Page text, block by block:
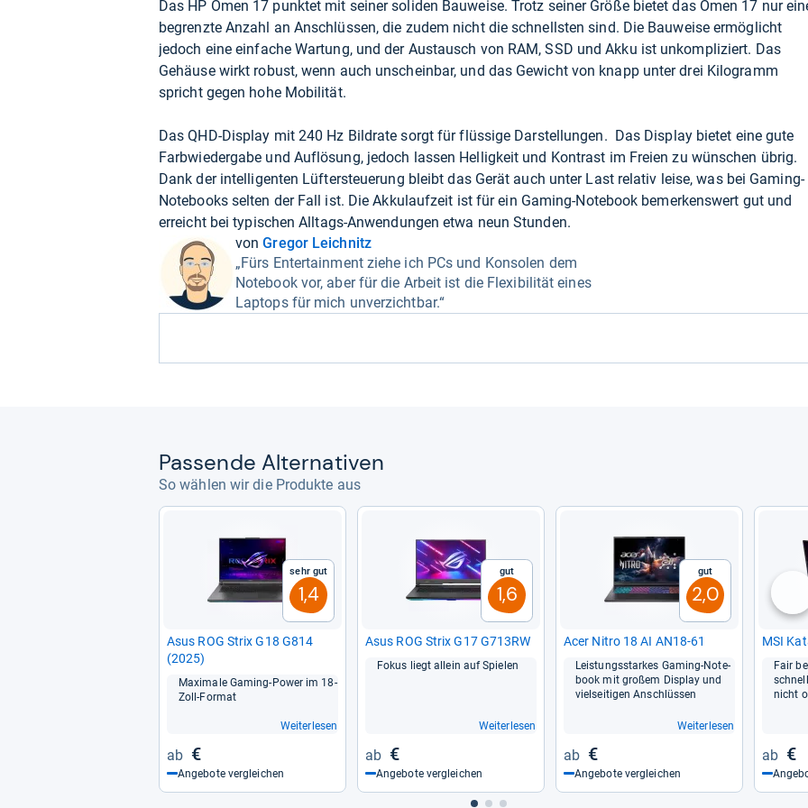
Das HP Omen 17 punktet mit seiner soliden Bauweise. Trotz seiner Größe bietet das Omen 17 nur
begrenzte Anzahl an Anschlüssen, die zudem nicht die schnellsten sind. Die Bauweise ermöglicht
jedoch eine einfache Wartung, und der Austausch von RAM, SSD und Akku ist unkompliziert. Das
Gehäuse wirkt robust, wenn auch unscheinbar, und das Gewicht von knapp unter drei Kilogramm
spricht gegen hohe Mobilität.
Das QHD-Display mit 240 Hz Bildrate sorgt für flüssige Darstellungen. Das Display bietet eine gute
Farbwiedergabe und Auflösung, jedoch lassen Helligkeit und Kontrast im Freien zu wünschen übrig.
Dank der intelligenten Lüftersteuerung bleibt das Gerät auch unter Last relativ leise, was bei Gaming-
Notebooks selten der Fall ist. Die Akkulaufzeit ist für ein Gaming-Notebook bemerkenswert gut und
erreicht bei typischen Alltags-Anwendungen etwa neun Stunden.
vonGregor Leichnitz
„Fürs Entertainment ziehe ich PCs und Konsolen dem
Notebook vor, aber für die Arbeit ist die Flexibilität eines
Laptops für mich unverzichtbar.“
Pas­sende Alter­na­ti­ven
So wählen wir die Produkte aus
Sehr gut
1,4
Asus ROG Strix G18 G814
(2025)
Maxi­male Gaming-​Power im 18-​
Zoll-​For­mat
Weiterlesen
€
Angebote vergleichen
Gut
1,6
Asus ROG Strix G17 G713RW
Fokus liegt allein auf Spie­len
Weiterlesen
€
Angebote vergleichen
Gut
2,0
Acer Nitro 18 AI AN18-​61
Leis­tungs­star­kes Gaming-​Note­
book mit großem Dis­play und
viel­sei­ti­gen Anschlüs­sen
Weiterlesen
€
Angebote vergleichen
MSI
Fair
nicht
€